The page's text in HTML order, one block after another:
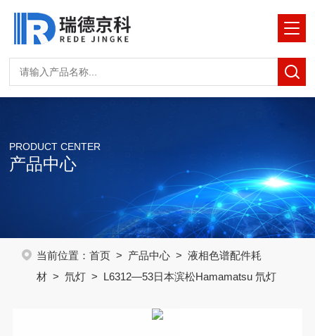
PRODUCT CENTER
产品中心
当前位置： 首页> 产品中心> 液相色谱配件耗
材> 氘灯> L6312—53日本滨松Hamamatsu 氘灯